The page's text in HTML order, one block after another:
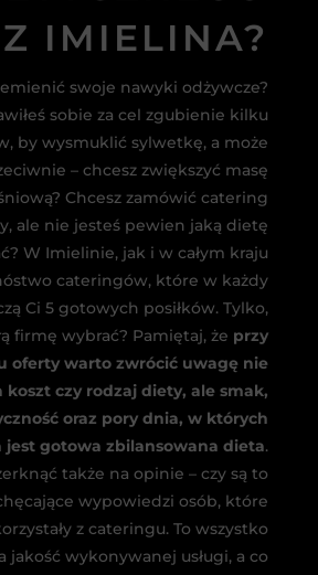
Z IMIELINA?
swoje nawyki odżywcze?
sobie za cel zgubienie kilku
by wysmuklić sylwetkę, a może
– chcesz zwiększyć masę
Chcesz zamówić catering
ale nie jesteś pewien jaką dietę
W Imielinie, jak i w całym kraju
cateringów, które w każdy
Ci 5 gotowych posiłków. Tylko,
firmę wybrać? Pamiętaj, że przy
oferty warto zwrócić uwagę nie
koszt czy rodzaj diety, ale smak,
oraz pory dnia, w których
jest gotowa zbilansowana dieta.
także na opinie – czy są to
wypowiedzi osób, które
z cateringu. To wszystko
jakość wykonywanej usługi, a co